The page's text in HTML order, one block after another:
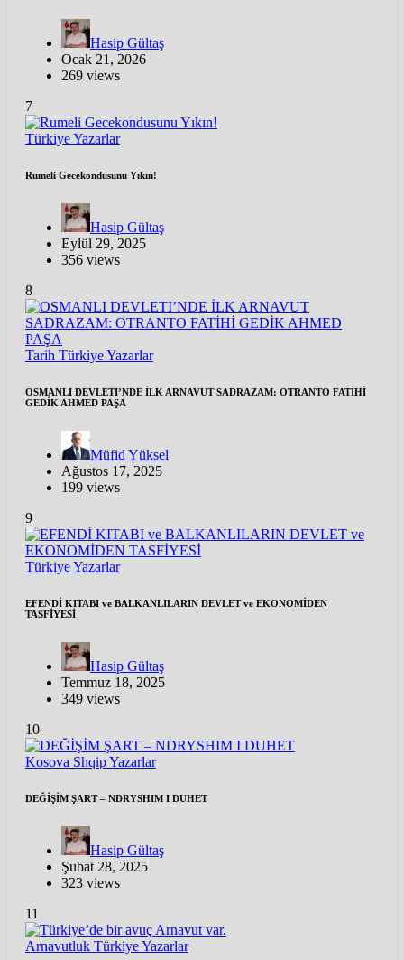
Hasip Gültaş
Ocak 21, 2026
269 views
7
TürkiyeYazarlar
Rumeli Gecekondusunu Yıkın!
Hasip Gültaş
Eylül 29, 2025
356 views
8
Tarih TürkiyeYazarlar
OSMANLI DEVLETI’NDE İLK ARNAVUT SADRAZAM: OTRANTO FATİHİ
GEDİK AHMED PAŞA
Müfid Yüksel
Ağustos 17, 2025
199 views
9
TürkiyeYazarlar
EFENDİ KITABI ve BALKANLILARIN DEVLET ve EKONOMİDEN
TASFİYESİ
Hasip Gültaş
Temmuz 18, 2025
349 views
10
Kosova ShqipYazarlar
DEĞİŞİM ŞART – NDRYSHIM I DUHET
Hasip Gültaş
Şubat 28, 2025
323 views
11
Arnavutluk TürkiyeYazarlar